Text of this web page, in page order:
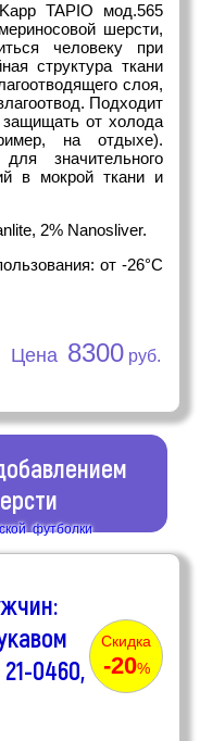
TAPIO мод.565
шерсти,
человеку при
структура ткани
слоя,
Подходит
от холода
на отдыхе).
значительного
в мокрой ткани и
2% Nanosliver.
от -26°С
Цена 8300 руб.
0460,
Скидка
-20%
футболки